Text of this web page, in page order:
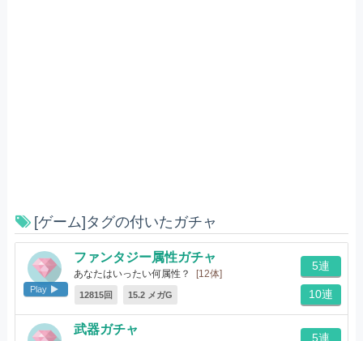
[ゲーム]タグの付いたガチャ
Play
ファンタジー属性ガチャ
あなたはいったい何属性？ [12体]
12815回 15.2 メガG
5連
10連
武器ガチャ
5連